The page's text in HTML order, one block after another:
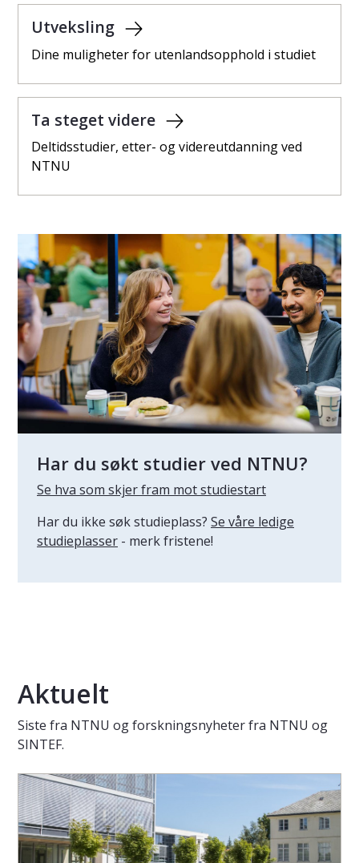
Utveksling
Dine muligheter for utenlandsopphold i studiet
Ta steget videre
Deltidsstudier, etter- og videreutdanning ved
NTNU
Har du søkt studier ved NTNU?
Se hva som skjer fram mot studiestart
Har du ikke søk studieplass? Se våre ledige
studieplasser - merk fristene!
Aktuelt
Siste fra NTNU og forskningsnyheter fra NTNU og
SINTEF.